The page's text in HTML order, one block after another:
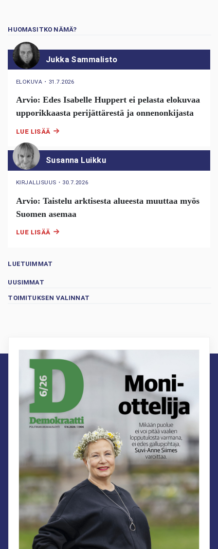
HUOMASITKO NÄMÄ?
Jukka Sammalisto
ELOKUVA ・ 31.7.2026
Arvio: Edes Isabelle Huppert ei pelasta elokuvaa
upporikkaasta perijättärestä ja onnenonkijasta
LUE LISÄÄ
Susanna Luikku
KIRJALLISUUS ・ 30.7.2026
Arvio: Taistelu arktisesta alueesta muuttaa myös
Suomen asemaa
LUE LISÄÄ
LUETUIMMAT
UUSIMMAT
TOIMITUKSEN VALINNAT